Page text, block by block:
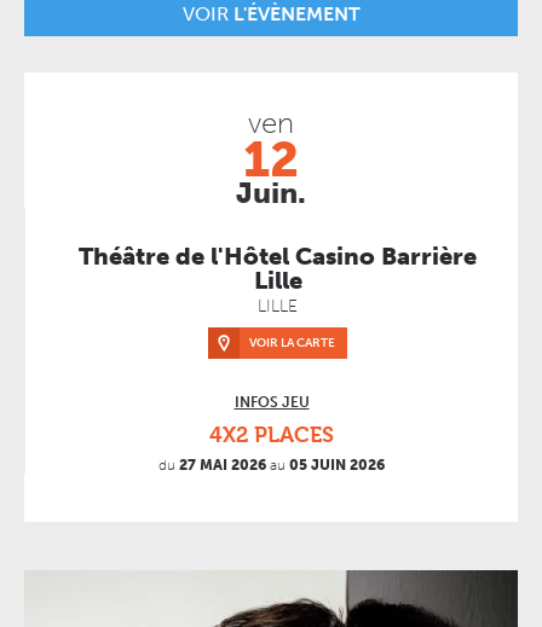
VOIR L'ÉVÈNEMENT
ven
12
Juin.
Théâtre de l'Hôtel Casino Barrière
Lille
LILLE
VOIR LA CARTE
INFOS JEU
4X2 PLACES
du 27 MAI 2026 au 05 JUIN 2026